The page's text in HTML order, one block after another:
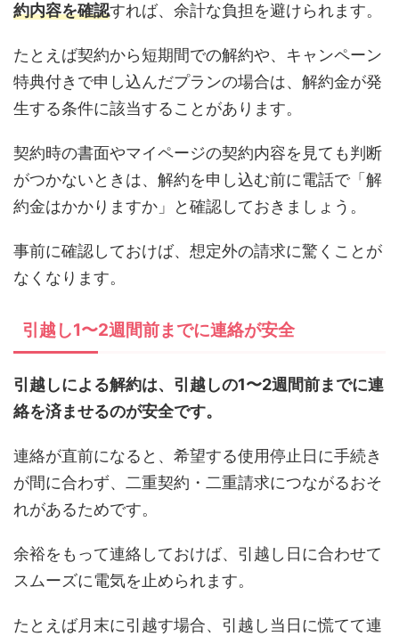
約内容を確認すれば、余計な負担を避けられます。
たとえば契約から短期間での解約や、キャンペーン
特典付きで申し込んだプランの場合は、解約金が発
生する条件に該当することがあります。
契約時の書面やマイページの契約内容を見ても判断
がつかないときは、解約を申し込む前に電話で「解
約金はかかりますか」と確認しておきましょう。
事前に確認しておけば、想定外の請求に驚くことが
なくなります。
引越し1〜2週間前までに連絡が安全
引越しによる解約は、引越しの1〜2週間前までに連
絡を済ませるのが安全です。
連絡が直前になると、希望する使用停止日に手続き
が間に合わず、二重契約・二重請求につながるおそ
れがあるためです。
余裕をもって連絡しておけば、引越し日に合わせて
スムーズに電気を止められます。
たとえば月末に引越す場合、引越し当日に慌てて連